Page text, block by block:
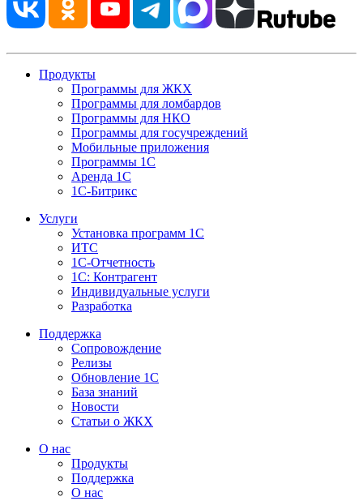
Продукты
Программы для ЖКХ
Программы для ломбардов
Программы для НКО
Программы для госучреждений
Мобильные приложения
Программы 1С
Аренда 1С
1С-Битрикс
Услуги
Установка программ 1С
ИТС
1С-Отчетность
1С: Контрагент
Индивидуальные услуги
Разработка
Поддержка
Сопровождение
Релизы
Обновление 1С
База знаний
Новости
Статьи о ЖКХ
О нас
Продукты
Поддержка
О нас